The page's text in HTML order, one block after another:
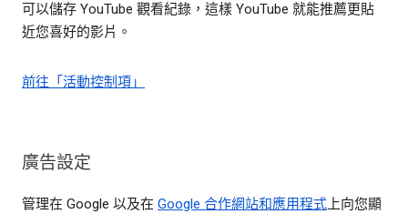
可以儲存 YouTube 觀看紀錄，這樣 YouTube 就能推薦更貼
近您喜好的影片。
前往「活動控制項」
廣告設定
管理在 Google 以及在 Google 合作網站和應用程式上向您顯